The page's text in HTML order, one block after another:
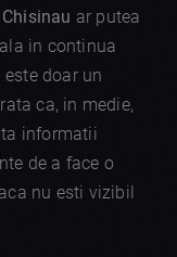
ar putea
in continua
doar un
ca, in medie,
informatii
de a face o
nu esti vizibil